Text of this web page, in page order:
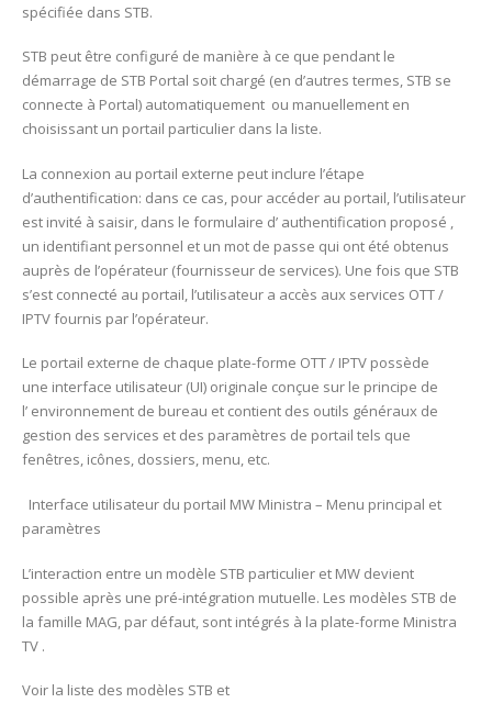
spécifiée dans STB.
STB peut être configuré de manière à ce que pendant le
démarrage de STB Portal soit chargé (en d’autres termes, STB se
connecte à Portal) automatiquement ou manuellement en
choisissant un portail particulier dans la liste.
La connexion au portail externe peut inclure l’étape
d’authentification: dans ce cas, pour accéder au portail, l’utilisateur
est invité à saisir, dans le formulaire d’ authentification proposé ,
un identifiant personnel et un mot de passe qui ont été obtenus
auprès de l’opérateur (fournisseur de services). Une fois que STB
s’est connecté au portail, l’utilisateur a accès aux services OTT /
IPTV fournis par l’opérateur.
Le portail externe de chaque plate-forme OTT / IPTV possède
une interface utilisateur (UI) originale conçue sur le principe de
l’ environnement de bureau et contient des outils généraux de
gestion des services et des paramètres de portail tels que
fenêtres, icônes, dossiers, menu, etc.
Interface utilisateur du portail MW Ministra – Menu principal et
paramètres
L’interaction entre un modèle STB particulier et MW devient
possible après une pré-intégration mutuelle. Les modèles STB de
la famille MAG, par défaut, sont intégrés à la plate-forme Ministra
TV .
Voir la liste des modèles STB et